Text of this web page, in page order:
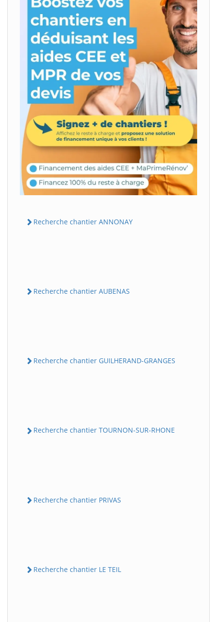
Recherche chantier ANNONAY
Recherche chantier AUBENAS
Recherche chantier GUILHERAND-GRANGES
Recherche chantier TOURNON-SUR-RHONE
Recherche chantier PRIVAS
Recherche chantier LE TEIL